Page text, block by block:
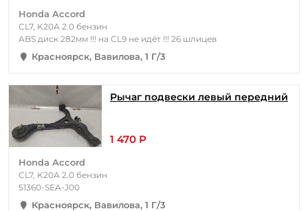
Honda Accord
CL7, K20A 2.0 бензин
ABS диск 282мм !!! на CL9 не идёт !!! 26 шлицев
Красноярск, Вавилова, 1 Г/3
Рычаг подвески левый передний
1 470 Р
Honda Accord
CL7, K20A 2.0 бензин
51360-SEA-J00
Красноярск, Вавилова, 1 Г/3